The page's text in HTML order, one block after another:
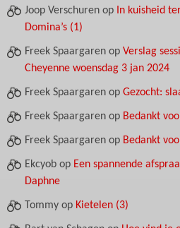
Joop Verschuren op In kuisheid
Domina’s (1)
Freek Spaargaren op Verslag
Cheyenne woensdag 3 jan 2024
Freek Spaargaren op Gezocht:
Freek Spaargaren op Bedankt
Freek Spaargaren op Bedankt
Ekcyob op Een spannende
Daphne
Tommy op Kietelen (3)